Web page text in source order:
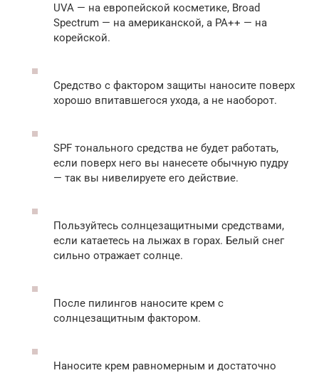
UVA — на европейской косметике, Broad
Spectrum — на американской, а PA++ — на
корейской.
Средство с фактором защиты наносите поверх
хорошо впитавшегося ухода, а не наоборот.
SPF тонального средства не будет работать,
если поверх него вы нанесете обычную пудру
— так вы нивелируете его действие.
Пользуйтесь солнцезащитными средствами,
если катаетесь на лыжах в горах. Белый снег
сильно отражает солнце.
После пилингов наносите крем с
солнцезащитным фактором.
Наносите крем равномерным и достаточно